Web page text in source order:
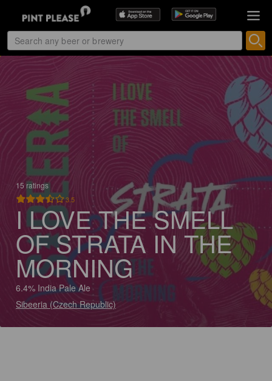
15 ratings
3.5
I LOVE THE SMELL
OF STRATA IN THE
MORNING
6.4% India Pale Ale
Sibeeria (Czech Republic)